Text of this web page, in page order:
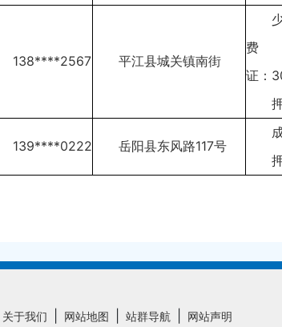
138****2567 平江县城关镇南街
证：
139****0222 岳阳县东风路117号
关于我们 网站地图 站群导航 网站声明